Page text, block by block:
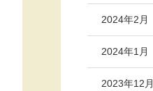
2024年2月
2024年1月
2023年12月